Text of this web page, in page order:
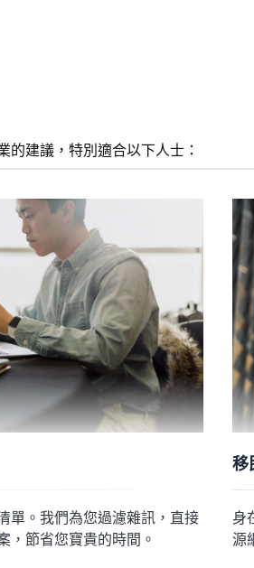
的建議，特別適合以下人士：
單。我們為您過濾雜訊，直接
，節省您寶貴的時間。
移
身
源